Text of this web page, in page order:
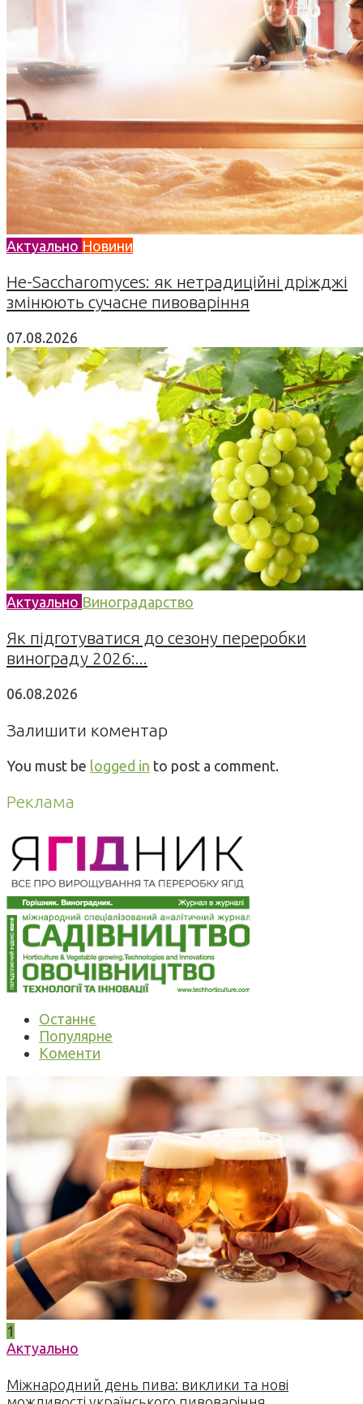
Актуально Новини
Не-Saccharomyces: як нетрадиційні дріжджі
змінюють сучасне пивоваріння
07.08.2026
Актуально Виноградарство
Як підготуватися до сезону переробки
винограду 2026:...
06.08.2026
Залишити коментар
You must be logged in to post a comment.
Реклама
Останнє
Популярне
Коменти
1
Актуально
Міжнародний день пива: виклики та нові